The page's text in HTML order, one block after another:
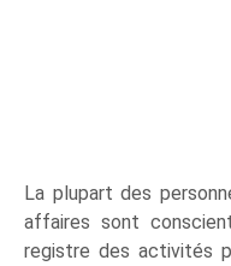
La plupart des
affaires sont
registre des activités